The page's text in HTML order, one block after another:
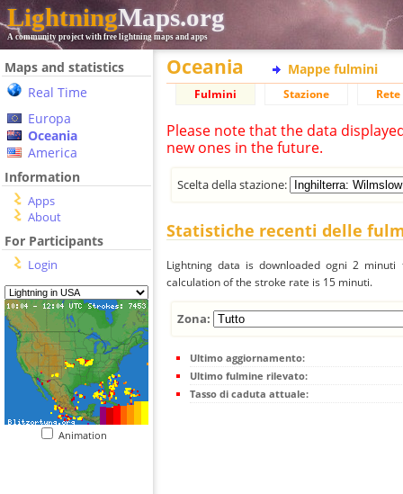
LightningMaps.org
A community project with free lightning maps and apps
Maps and statistics
Real Time
Europa
Oceania
America
Information
Apps
About
For Participants
Login
Animation
Oceania Mappe fulmini
Fulmini Stazione
Please note that the data
new ones in the future.
Scelta della stazione:
Statistiche recenti delle
Lightning data is downloaded ogni 2
calculation of the stroke rate is 15 minuti.
Zona:
Ultimo aggiornamento:
Ultimo fulmine rilevato:
Tasso di caduta attuale: